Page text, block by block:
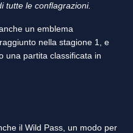
tutte le conflagrazioni.
un emblema
nella stagione 1, e
una partita classificata in
il Wild Pass, un modo per